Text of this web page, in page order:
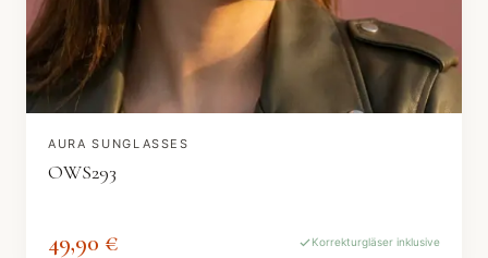
AURA SUNGLASSES
OWS293
49,90 € Korrekturgläser inklusive